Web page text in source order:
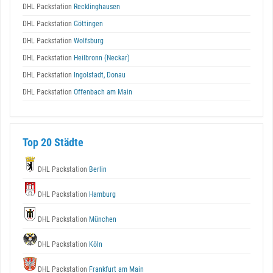
DHL Packstation Recklinghausen
DHL Packstation Göttingen
DHL Packstation Wolfsburg
DHL Packstation Heilbronn (Neckar)
DHL Packstation Ingolstadt, Donau
DHL Packstation Offenbach am Main
Top 20 Städte
DHL Packstation Berlin
DHL Packstation Hamburg
DHL Packstation München
DHL Packstation Köln
DHL Packstation Frankfurt am Main